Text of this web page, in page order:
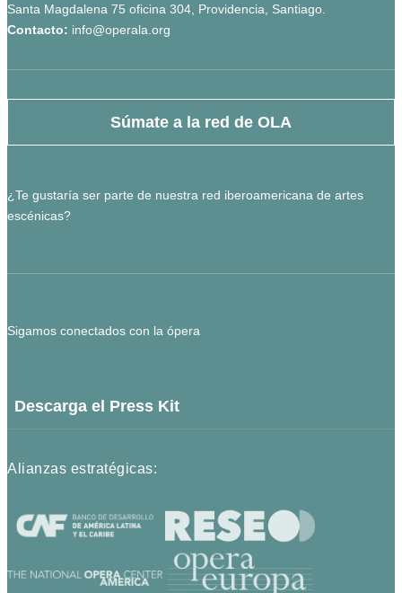
Santa Magdalena 75 oficina 304, Providencia, Santiago.
Contacto: info@operala.org
Súmate a la red de OLA
¿Te gustaría ser parte de nuestra red iberoamericana de artes
escénicas?
Sigamos conectados con la ópera
Descarga el Press Kit
Alianzas estratégicas: